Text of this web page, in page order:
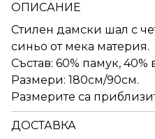
ОПИСАНИЕ
Стилен дамски шал с
синьо от мека материя.
Състав: 60% памук, 40%
Размери: 180см/90см.
Размерите са
ДОСТАВКА